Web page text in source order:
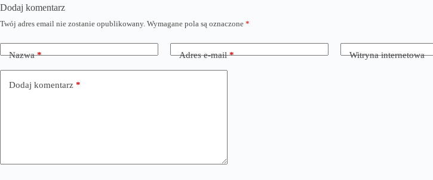
Dodaj komentarz
Twój adres email nie zostanie opublikowany. Wymagane pola są oznaczone *
Nazwa* Adres e-mail* Witryna internetowa
Dodaj komentarz *